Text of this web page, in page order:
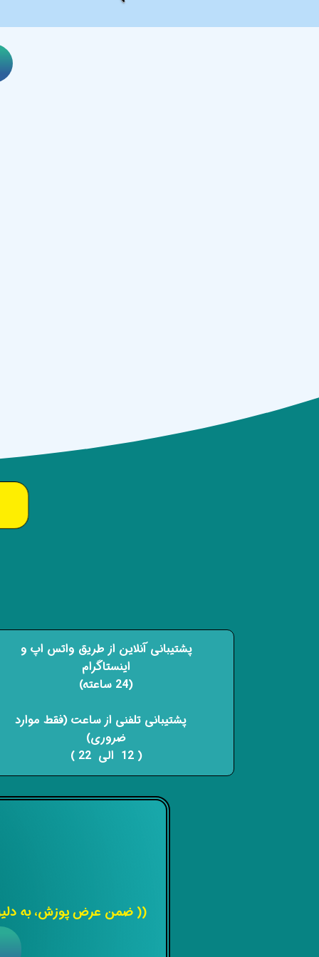
(( ضمن عرض پوزش، به دلیل
پشتیبانی آنلاین از طریق واتس اپ و
اینستاگرام
(24 ساعته)
​​​​​​​ پشتیبانی تلفنی از ساعت (فقط موارد
ضروری)
( 12 الی 22 ) ​​​​​​​